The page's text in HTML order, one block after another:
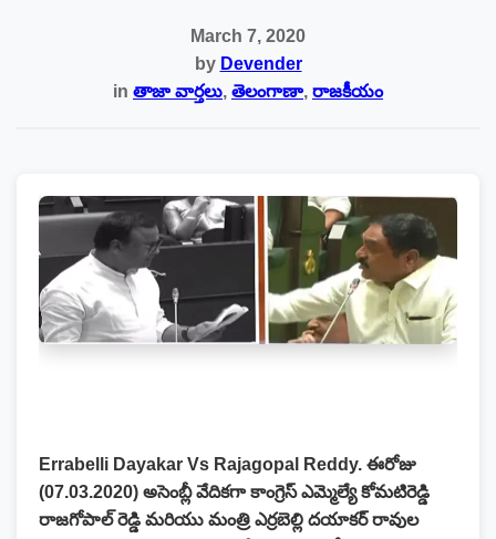
March 7, 2020
by Devender
in తాజా వార్తలు, తెలంగాణా, రాజకీయం
Errabelli Dayakar Vs Rajagopal Reddy. ఈరోజు
(07.03.2020) అసెంబ్లీ వేదికగా కాంగ్రెస్ ఎమ్మెల్యే కోమటిరెడ్డి
రాజగోపాల్ రెడ్డి మరియు మంత్రి ఎర్రబెల్లి దయాకర్ రావుల